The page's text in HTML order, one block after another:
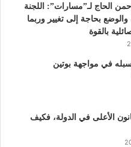
د
إ
و
ب
ق
الحاج لـ”مسارات”: اللجنة
والوضع بحاجة إلى تغيير وربما
بالقوة
في مواجهة بوتين
الأعلى في الدولة، فكيف